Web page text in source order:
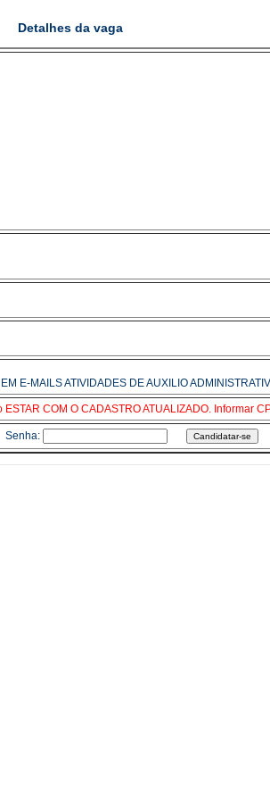
Detalhes da vaga
E-MAILS ATIVIDADES DE AUXILIO
COM O CADASTRO ATUALIZADO. Informar